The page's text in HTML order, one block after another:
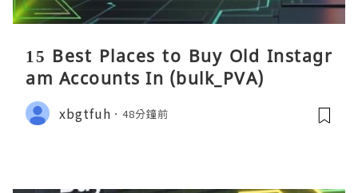
15 Best Places to Buy Old Instagr
am Accounts In (bulk_PVA)
xbgtfuh 48分鐘前